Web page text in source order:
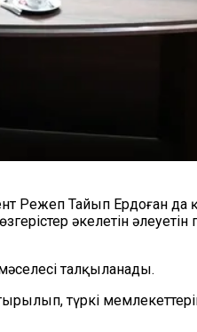
Режеп Тайып Ердоған да
әкелетін
талқыланады.
түркі